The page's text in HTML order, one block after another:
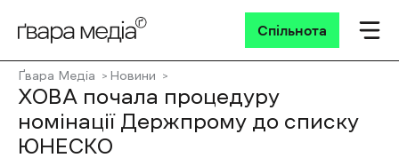
Спільнота
Ґвара Медіа Новини
ХОВА почала процедуру
номінації Держпрому до списку
ЮНЕСКО